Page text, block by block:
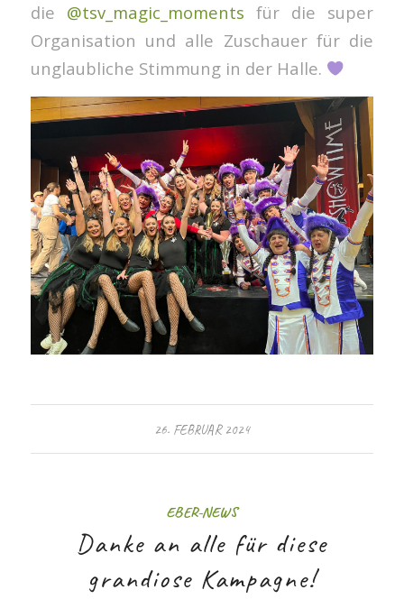
die @tsv_magic_moments für die super
Organisation und alle Zuschauer für die
unglaubliche Stimmung in der Halle.
26. FEBRUAR 2024
EBER-NEWS
Danke an alle für diese
grandiose Kampagne!